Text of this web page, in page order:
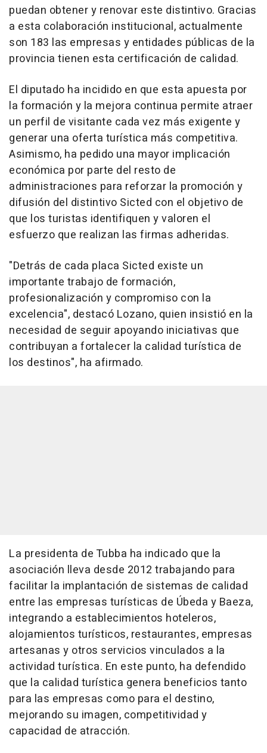
puedan obtener y renovar este distintivo. Gracias
a esta colaboración institucional, actualmente
son 183 las empresas y entidades públicas de la
provincia tienen esta certificación de calidad.
El diputado ha incidido en que esta apuesta por
la formación y la mejora continua permite atraer
un perfil de visitante cada vez más exigente y
generar una oferta turística más competitiva.
Asimismo, ha pedido una mayor implicación
económica por parte del resto de
administraciones para reforzar la promoción y
difusión del distintivo Sicted con el objetivo de
que los turistas identifiquen y valoren el
esfuerzo que realizan las firmas adheridas.
"Detrás de cada placa Sicted existe un
importante trabajo de formación,
profesionalización y compromiso con la
excelencia", destacó Lozano, quien insistió en la
necesidad de seguir apoyando iniciativas que
contribuyan a fortalecer la calidad turística de
los destinos", ha afirmado.
La presidenta de Tubba ha indicado que la
asociación lleva desde 2012 trabajando para
facilitar la implantación de sistemas de calidad
entre las empresas turísticas de Úbeda y Baeza,
integrando a establecimientos hoteleros,
alojamientos turísticos, restaurantes, empresas
artesanas y otros servicios vinculados a la
actividad turística. En este punto, ha defendido
que la calidad turística genera beneficios tanto
para las empresas como para el destino,
mejorando su imagen, competitividad y
capacidad de atracción.